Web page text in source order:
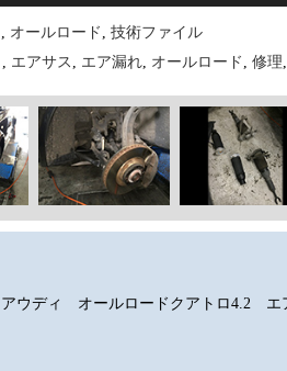
, オールロード,技術ファイル
エアサス エア漏れ オールロード ,修理
アウディ オールロードクアトロ4.2 エ